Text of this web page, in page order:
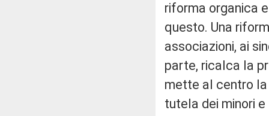
riforma organica
questo. Una
associazioni, ai
parte, ricalca la
mette al centro
tutela dei minori